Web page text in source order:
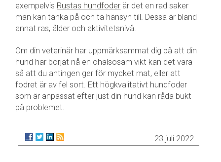
exempelvis Rustas hundfoder är det en rad saker
man kan tänka på och ta hänsyn till. Dessa är bland
annat ras, ålder och aktivitetsnivå.
Om din veterinär har uppmärksammat dig på att din
hund har börjat nå en ohälsosam vikt kan det vara
så att du antingen ger för mycket mat, eller att
fodret är av fel sort. Ett högkvalitativt hundfoder
som är anpassat efter just din hund kan råda bukt
på problemet.
23 juli 2022